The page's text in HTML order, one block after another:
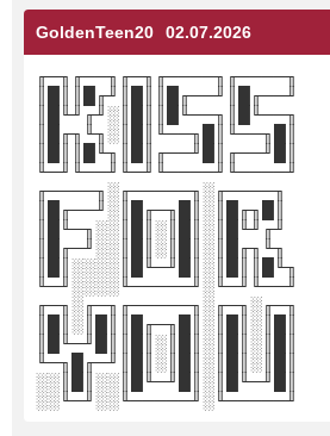
GoldenTeen20 02.07.2026
╓─╖╓──╖╓─╖╓────╖╓────╖
║█║║█╓╜║█║║█╓──╜║█╓──╜
║█╙╜╓╜░║█║║█╙──╖║█╙──╖
║█╓╖╙╖░║█║╙──╖█║╙──╖█║
║█║║█╙╖║█║╓──╜█║╓──╜█║
╙─╜╙──╜╙─╜╙────╜╙────╜
╓────╖░╓─────╖░╓────╖
║█╓──╜░║█╓─╖█║░║█╓╖█║
║█╙─╖░░║█║░║█║░║█╙╜╓╜
║█╓─╜░░║█║░║█║░║█╓╖╙╖
║█║░░░░║█╙─╜█║░║█║║█╙╖
╙─╜░░░░╙─────╜░╙─╜╙──╜
╓─╖░╓─╖╓─────╖░╓─╖░╓─╖
║█║░║█║║█╓─╖█║░║█║░║█║
║█╙─╜█║║█║░║█║░║█║░║█║
╙─╖█╓─╜║█║░║█║░║█║░║█║
░░║█║░░║█╙─╜█║░║█╙─╜█║
░░╙─╜░░╙─────╜░╙─────╜